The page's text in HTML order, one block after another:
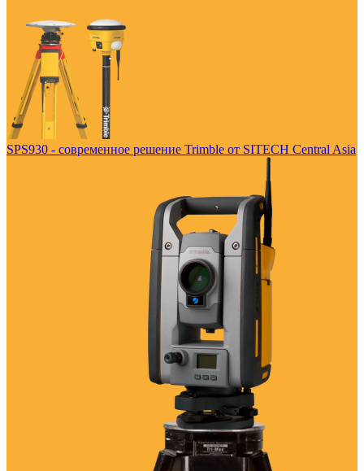
SPS930 - современное решение Trimble от SITECH Central Asia